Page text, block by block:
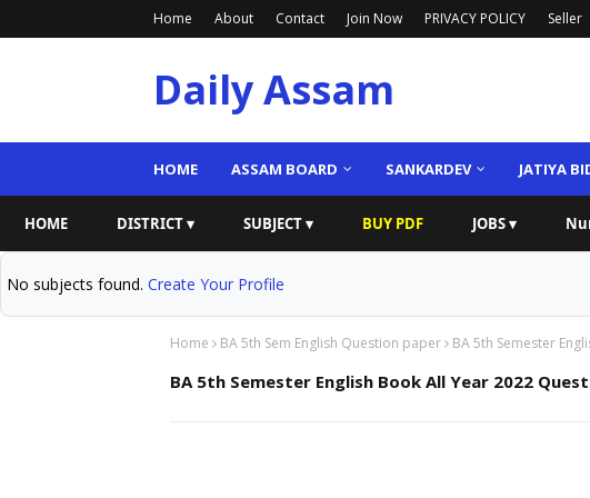
Home About Contact Join Now PRIVACY POLICY Seller
Daily Assam
HOME ASSAM BOARD SANKARDEV JATIYA
HOME DISTRICT ▾ SUBJECT ▾ BUY PDF JOBS ▾
No subjects found. Create Your Profile
Home BA 5th Sem English Question paper BA 5th Semester
BA 5th Semester English Book All Year 2022